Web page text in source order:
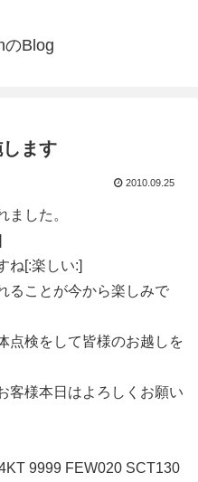
のBlog
ます
2010.09.25
ました。
ね[:楽しい:]
ることが今から楽しみで
点検をして皆様のお越しを
客様本日はよろしくお願い
9999 FEW020 SCT130